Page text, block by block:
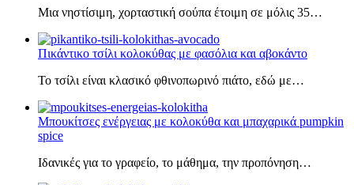
Μια νηστίσιμη, χορταστική σούπα έτοιμη σε μόλις 35…
Πικάντικο τσίλι κολοκύθας με φασόλια και αβοκάντο
Το τσίλι είναι κλασικό φθινοπωρινό πιάτο, εδώ με…
Μπουκίτσες ενέργειας με κολοκύθα και μπαχαρικά pumpkin
spice
Ιδανικές για το γραφείο, το μάθημα, την προπόνηση…